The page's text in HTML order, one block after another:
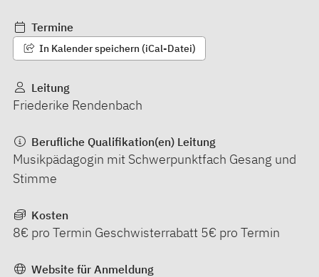
Termine
In Kalender speichern (iCal-Datei)
Leitung
Friederike Rendenbach
Berufliche Qualifikation(en) Leitung
Musikpädagogin mit Schwerpunktfach Gesang und
Stimme
Kosten
8€ pro Termin Geschwisterrabatt 5€ pro Termin
Website für Anmeldung